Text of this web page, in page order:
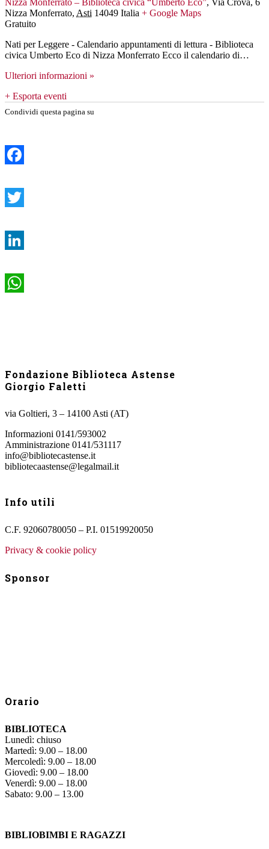
Nizza Monferrato – Biblioteca civica “Umberto Eco”, Via Crova, 6
Nizza Monferrato, Asti 14049 Italia + Google Maps
Gratuito
Nati per Leggere - Calendario appuntamenti di lettura - Biblioteca
civica Umberto Eco di Nizza Monferrato Ecco il calendario di…
Ulteriori informazioni »
+ Esporta eventi
Condividi questa pagina su
Fondazione Biblioteca Astense
Giorgio Faletti
via Goltieri, 3 – 14100 Asti (AT)
Informazioni 0141/593002
Amministrazione 0141/531117
info@bibliotecastense.it
bibliotecaastense@legalmail.it
Info utili
C.F. 92060780050 – P.I. 01519920050
Privacy & cookie policy
Sponsor
Orario
BIBLIOTECA
Lunedì: chiuso
Martedì: 9.00 – 18.00
Mercoledì: 9.00 – 18.00
Giovedì: 9.00 – 18.00
Venerdì: 9.00 – 18.00
Sabato: 9.00 – 13.00
BIBLIOBIMBI E RAGAZZI